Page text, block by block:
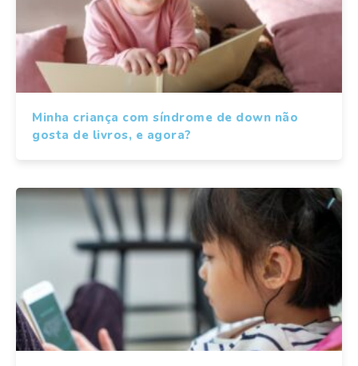
Minha criança com síndrome de down não
gosta de livros, e agora?